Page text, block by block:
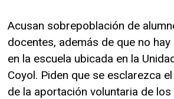
Acusan sobrepoblación de
docentes, además de que no
en la escuela ubicada en la
Coyol. Piden que se esclarezca
de la aportación voluntaria de